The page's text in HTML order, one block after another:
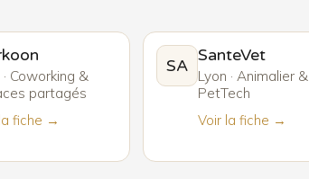
Coworking &
partagés
fiche →
SA
SanteVet
Lyon · Animalier &
PetTech
Voir la fiche →